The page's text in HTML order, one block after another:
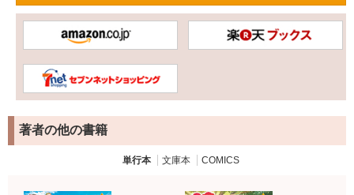
著者の他の書籍
単行本 文庫本 COMICS